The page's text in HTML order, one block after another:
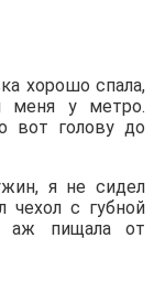
хорошо спала,
меня у метро.
вот голову до
я не сидел
чехол с губной
аж пищала от